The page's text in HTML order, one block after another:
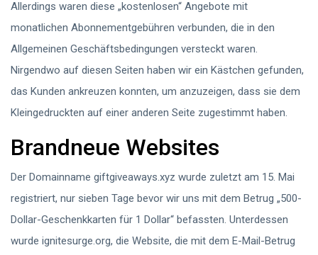
Allerdings waren diese „kostenlosen“ Angebote mit
monatlichen Abonnementgebühren verbunden, die in den
Allgemeinen Geschäftsbedingungen versteckt waren.
Nirgendwo auf diesen Seiten haben wir ein Kästchen gefunden,
das Kunden ankreuzen konnten, um anzuzeigen, dass sie dem
Kleingedruckten auf einer anderen Seite zugestimmt haben.
Brandneue Websites
Der Domainname giftgiveaways.xyz wurde zuletzt am 15. Mai
registriert, nur sieben Tage bevor wir uns mit dem Betrug „500-
Dollar-Geschenkkarten für 1 Dollar“ befassten. Unterdessen
wurde ignitesurge.org, die Website, die mit dem E-Mail-Betrug